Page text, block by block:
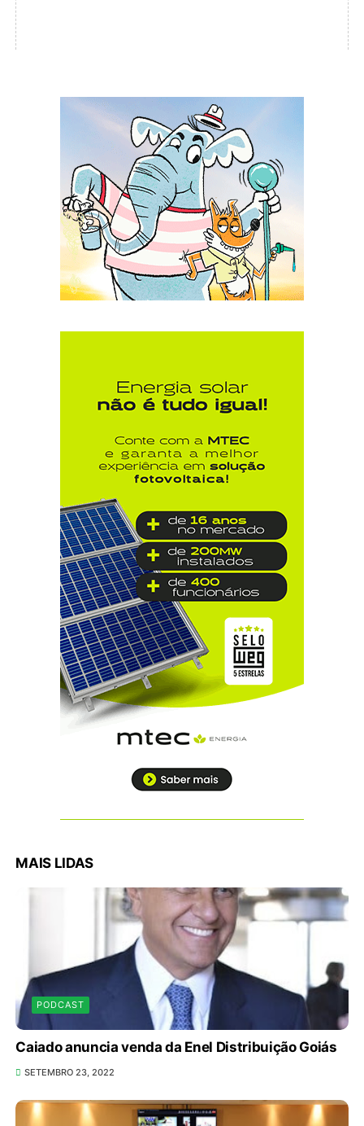
MAIS LIDAS
PODCAST
Caiado anuncia venda da Enel Distribuição Goiás
SETEMBRO 23, 2022